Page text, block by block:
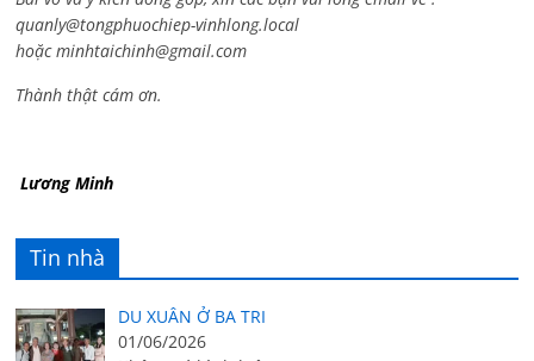
quanly@tongphuochiep-vinhlong.local
hoặcminhtaichinh@gmail.com
Thành thật cám ơn.
Lương Minh
Tin nhà
DU XUÂN Ở BA TRI
01/06/2026